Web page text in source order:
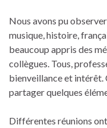
Nous avons pu
musique, histoire,
beaucoup appris des
collègues. Tous,
bienveillance et intérêt.
partager quelques
Différentes réunions